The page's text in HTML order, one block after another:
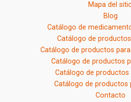
Mapa del
Blog
Catálogo de
Catálogo de
Catálogo de productos
Catálogo de productos
Catálogo de productos
Catálogo de productos
Contacto